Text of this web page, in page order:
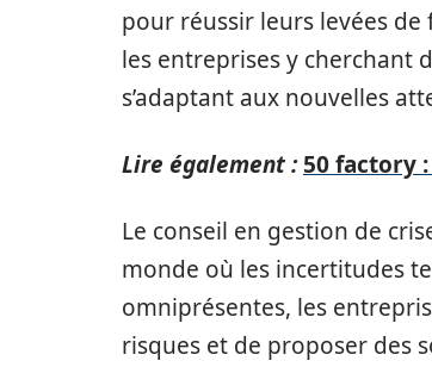
pour réussir leurs levées de
les entreprises y cherchant
s’adaptant aux nouvelles
Lire également : 50 factory
Le conseil en gestion de
monde où les incertitudes
omniprésentes, les
risques et de proposer des